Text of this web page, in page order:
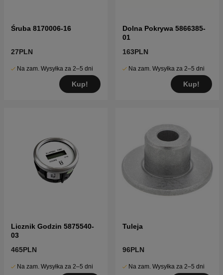
Śruba 8170006-16
27PLN
Na zam. Wysyłka za 2–5 dni
Kup!
Dolna Pokrywa 5866385-
01
163PLN
Na zam. Wysyłka za 2–5 dni
Kup!
Licznik Godzin 5875540-
03
465PLN
Na zam. Wysyłka za 2–5 dni
Tuleja
96PLN
Na zam. Wysyłka za 2–5 dni